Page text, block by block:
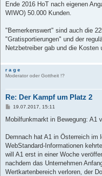
Ende 2016 HoT nach eigenen
WIWO) 50.000 Kunden.
"Bemerkenswert" sind auch die
"Gratisportierungen" und der
Netzbetreiber gab und die
r a g e
Moderator oder Gottheit !?
Re: Der Kampf um Platz 2
B
i
a
19.07.2017, 15:11
Mobilfunkmarkt in Bewegung: A1
Demnach hat A1 in Österreich im
WebStandard-Informationen
will A1 erst in einer Woche
nachdem das Unternehmen
Wertkartenbereich verloren, der